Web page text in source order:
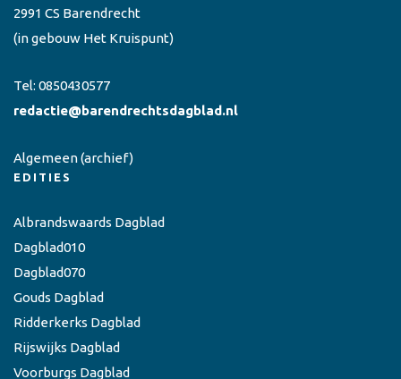
2991 CS Barendrecht
(in gebouw Het Kruispunt)
Tel: 0850430577
redactie@barendrechtsdagblad.nl
Algemeen(archief)
EDITIES
Albrandswaards Dagblad
Dagblad010
Dagblad070
Gouds Dagblad
Ridderkerks Dagblad
Rijswijks Dagblad
Voorburgs Dagblad